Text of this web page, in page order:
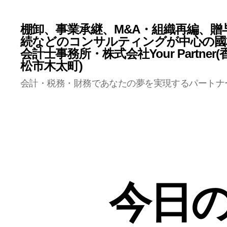
棚卸、事業承継、M&A・組織再編、贈
続などのコンサルティングが中心の
会計士事務所・株式会社Your Partner(
松市木太町)
会計・税務・財務であなたの夢を実現するパートナ
今日